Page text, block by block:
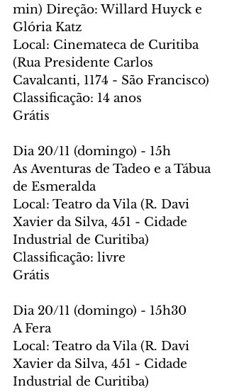
min) Direção: Willard Huyck e
Glória Katz
Local: Cinemateca de Curitiba
(Rua Presidente Carlos
Cavalcanti, 1174 - São Francisco)
Classificação: 14 anos
Grátis
Dia 20/11 (domingo) - 15h
As Aventuras de Tadeo e a Tábua
de Esmeralda
Local: Teatro da Vila (R. Davi
Xavier da Silva, 451 - Cidade
Industrial de Curitiba)
Classificação: livre
Grátis
Dia 20/11 (domingo) - 15h30
A Fera
Local: Teatro da Vila (R. Davi
Xavier da Silva, 451 - Cidade
Industrial de Curitiba)